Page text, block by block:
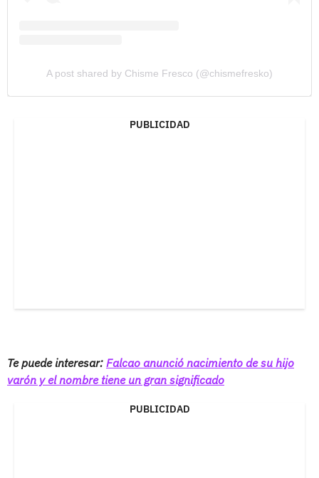
A post shared by Chisme Fresco (@chismefresko)
PUBLICIDAD
Te puede interesar: Falcao anunció nacimiento de su hijo
varón y el nombre tiene un gran significado
PUBLICIDAD